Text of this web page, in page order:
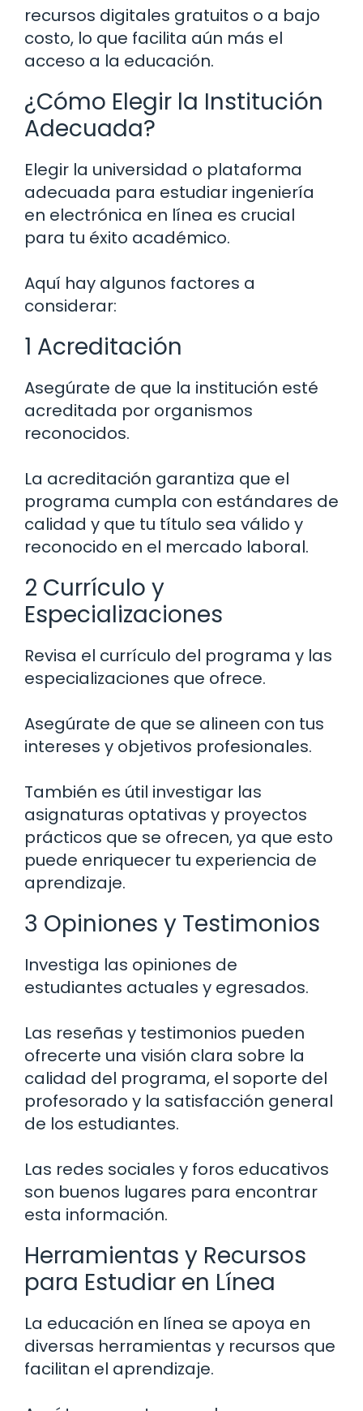
recursos digitales gratuitos o a bajo
costo, lo que facilita aún más el
acceso a la educación.
¿Cómo Elegir la Institución
Adecuada?
Elegir la universidad o plataforma
adecuada para estudiar ingeniería
en electrónica en línea es crucial
para tu éxito académico.
Aquí hay algunos factores a
considerar:
1 Acreditación
Asegúrate de que la institución esté
acreditada por organismos
reconocidos.
La acreditación garantiza que el
programa cumpla con estándares de
calidad y que tu título sea válido y
reconocido en el mercado laboral.
2 Currículo y
Especializaciones
Revisa el currículo del programa y las
especializaciones que ofrece.
Asegúrate de que se alineen con tus
intereses y objetivos profesionales.
También es útil investigar las
asignaturas optativas y proyectos
prácticos que se ofrecen, ya que esto
puede enriquecer tu experiencia de
aprendizaje.
3 Opiniones y Testimonios
Investiga las opiniones de
estudiantes actuales y egresados.
Las reseñas y testimonios pueden
ofrecerte una visión clara sobre la
calidad del programa, el soporte del
profesorado y la satisfacción general
de los estudiantes.
Las redes sociales y foros educativos
son buenos lugares para encontrar
esta información.
Herramientas y Recursos
para Estudiar en Línea
La educación en línea se apoya en
diversas herramientas y recursos que
facilitan el aprendizaje.